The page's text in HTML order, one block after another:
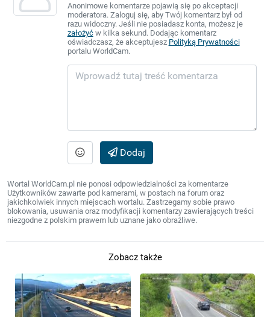
Anonimowe komentarze pojawią się po akceptacji
moderatora. Zaloguj się, aby Twój komentarz był od
razu widoczny. Jeśli nie posiadasz konta, możesz je
założyćw kilka sekund. Dodając komentarz
oświadczasz, że akceptujesz Polityką Prywatności
portalu WorldCam.
Dodaj
Wortal WorldCam.pl nie ponosi odpowiedzialności za komentarze
Użytkowników zawarte pod kamerami, w postach na forum oraz
jakichkolwiek innych miejscach wortalu. Zastrzegamy sobie prawo
blokowania, usuwania oraz modyfikacji komentarzy zawierających treści
niezgodne z polskim prawem lub uznane jako obraźliwe.
Zobacz także